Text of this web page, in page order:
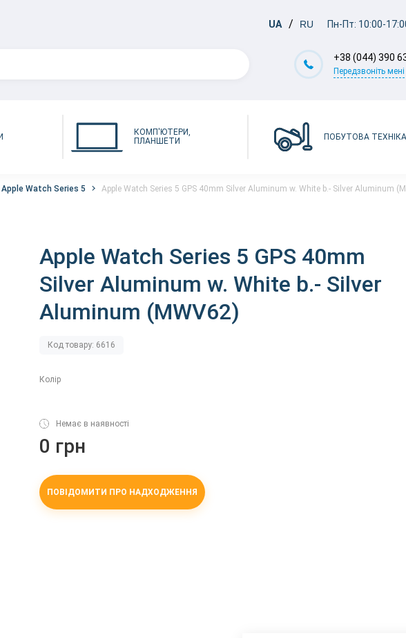
UA RU Пн-Пт: 10:00-
+38 (044) 390
Передзвоніть мені
КОМП'ЮТЕРИ,
ПЛАНШЕТИ
ПОБУТОВА ТЕХНІКА
Apple Watch Series 5 Apple Watch Series 5 GPS 40mm Silver Aluminum w. White b.- Silver Aluminum
Apple Watch Series 5 GPS 40mm
Silver Aluminum w. White b.- Silver
Aluminum (MWV62)
Код товару: 6616
Колір
Немає в наявності
0 грн
ПОВІДОМИТИ ПРО НАДХОДЖЕННЯ